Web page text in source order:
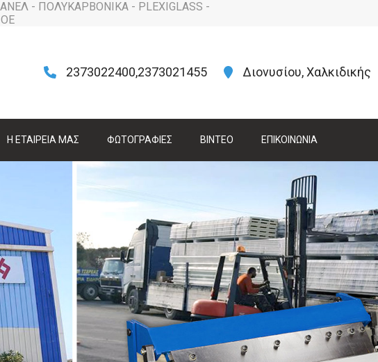
- ΠΟΛΥΚΑΡΒΟΝΙΚΑ - PLEXIGLASS -
2373022400,2373021455 Διονυσίου, Χαλκιδικής
H ΕΤΑΙΡΕΙΑ ΜΑΣ ΦΩΤΟΓΡΑΦΙΕΣ ΒΙΝΤΕΟ ΕΠΙΚΟΙΝΩΝΙΑ